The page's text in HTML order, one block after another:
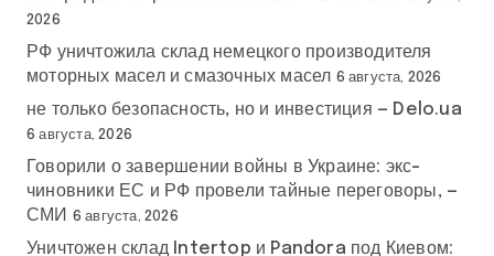
2026
РФ уничтожила склад немецкого производителя
моторных масел и смазочных масел 6 августа, 2026
не только безопасность, но и инвестиция — Delo.ua
6 августа, 2026
Говорили о завершении войны в Украине: экс-
чиновники ЕС и РФ провели тайные переговоры, —
СМИ
6 августа, 2026
Уничтожен склад Intertop и Pandora под Киевом: